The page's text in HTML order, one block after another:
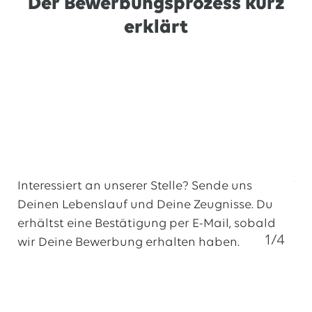
Coach. Hier bekommst du Zeit zur
Selbstreflexion und Erkundung deiner
Der Bewerbungsprozess kurz
erklärt
1/4
Interessiert an unserer Stelle? Sende uns
Deinen Lebenslauf und Deine Zeugnisse. Du
erhältst eine Bestätigung per E-Mail, sobald
wir Deine Bewerbung erhalten haben.